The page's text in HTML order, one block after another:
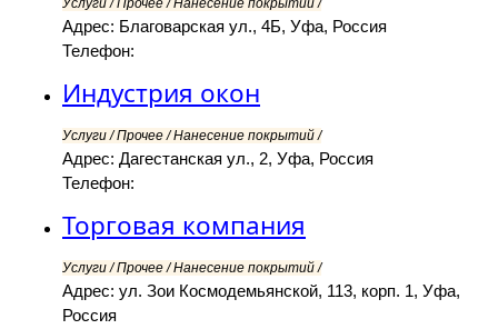
Услуги / Прочее / Нанесение покрытий /
Адрес: Благоварская ул., 4Б, Уфа, Россия
Телефон:
Индустрия окон
Услуги / Прочее / Нанесение покрытий /
Адрес: Дагестанская ул., 2, Уфа, Россия
Телефон:
Торговая компания
Услуги / Прочее / Нанесение покрытий /
Адрес: ул. Зои Космодемьянской, 113, корп. 1, Уфа,
Россия